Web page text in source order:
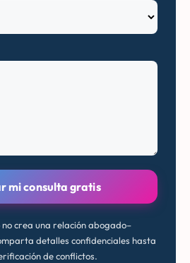
mi consulta gratis
crea una relación abogado–
detalles confidenciales hasta
de conflictos.